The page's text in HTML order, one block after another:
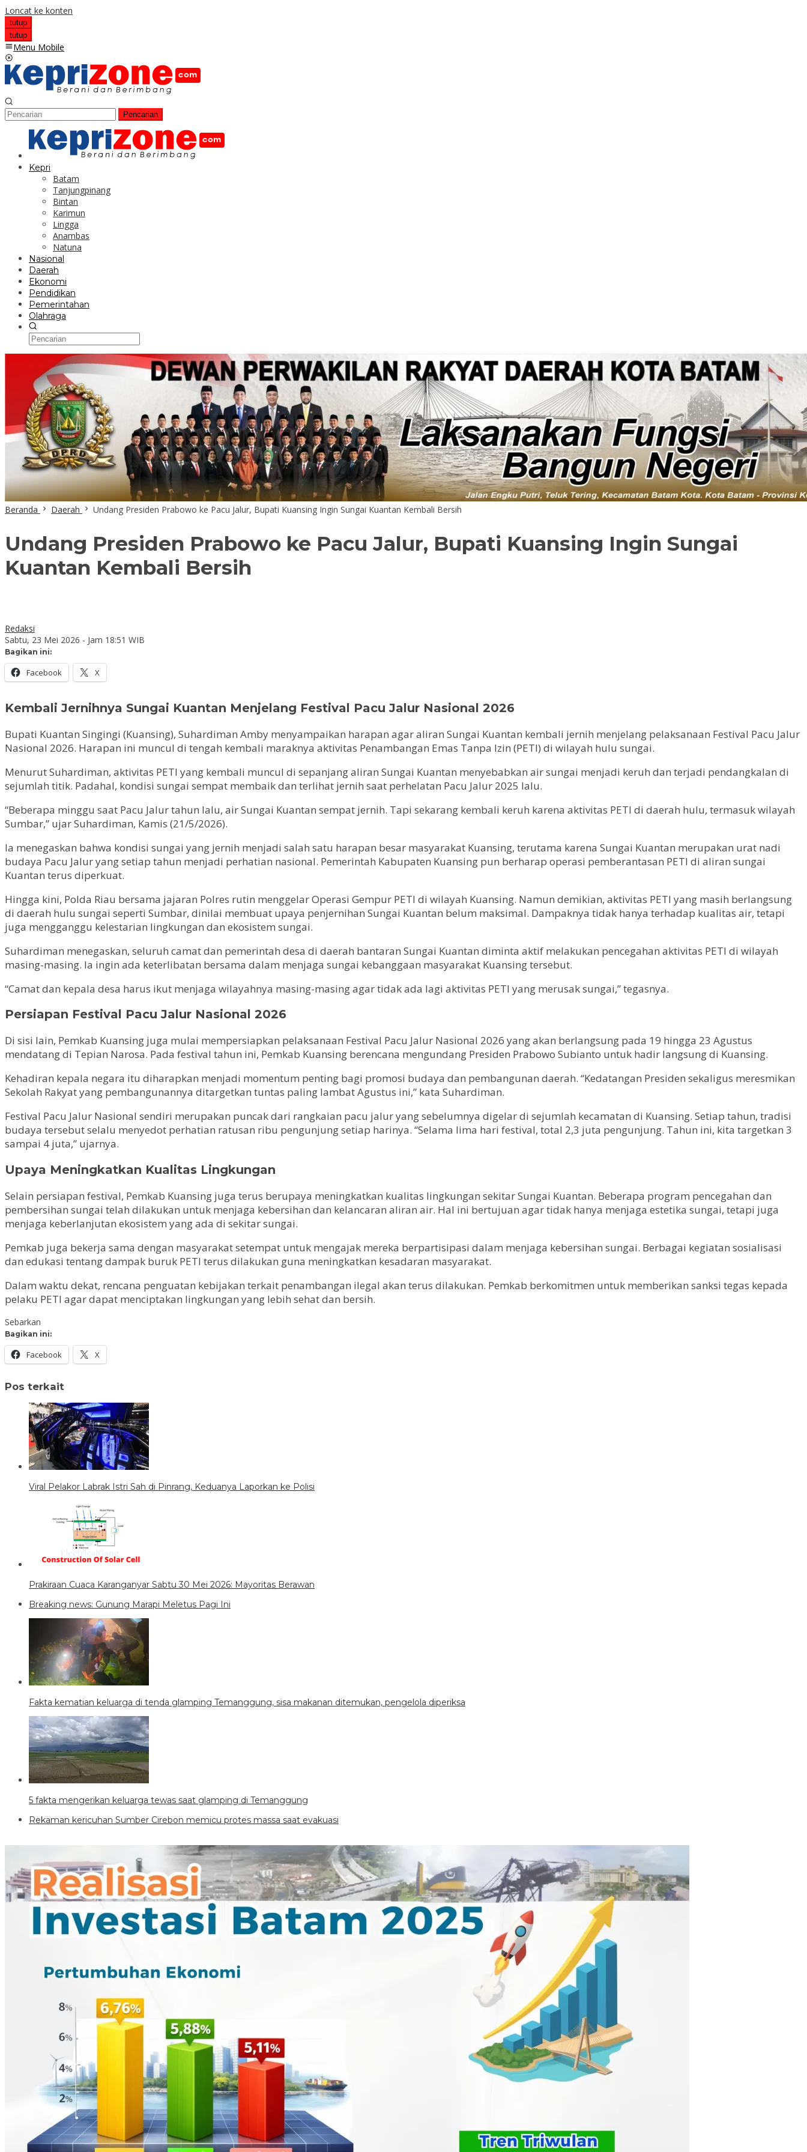
Loncat ke konten
tutup
tutup
Menu Mobile
Pencarian
Kepri
Batam
Tanjungpinang
Bintan
Karimun
Lingga
Anambas
Natuna
Nasional
Daerah
Ekonomi
Pendidikan
Pemerintahan
Olahraga
Beranda Daerah Undang Presiden Prabowo ke Pacu Jalur, Bupati Kuansing Ingin Sungai Kuantan Kembali Bersih
Undang Presiden Prabowo ke Pacu Jalur, Bupati Kuansing Ingin Sungai
Kuantan Kembali Bersih
Redaksi
Sabtu, 23 Mei 2026 - Jam 18:51 WIB
Bagikan ini:
Facebook X
Kembali Jernihnya Sungai Kuantan Menjelang Festival Pacu Jalur Nasional 2026
Bupati Kuantan Singingi (Kuansing), Suhardiman Amby menyampaikan harapan agar aliran Sungai Kuantan kembali jernih menjelang pelaksanaan Festival Pacu Jalur
Nasional 2026. Harapan ini muncul di tengah kembali maraknya aktivitas Penambangan Emas Tanpa Izin (PETI) di wilayah hulu sungai.
Menurut Suhardiman, aktivitas PETI yang kembali muncul di sepanjang aliran Sungai Kuantan menyebabkan air sungai menjadi keruh dan terjadi pendangkalan di
sejumlah titik. Padahal, kondisi sungai sempat membaik dan terlihat jernih saat perhelatan Pacu Jalur 2025 lalu.
“Beberapa minggu saat Pacu Jalur tahun lalu, air Sungai Kuantan sempat jernih. Tapi sekarang kembali keruh karena aktivitas PETI di daerah hulu, termasuk wilayah
Sumbar,” ujar Suhardiman, Kamis (21/5/2026).
Ia menegaskan bahwa kondisi sungai yang jernih menjadi salah satu harapan besar masyarakat Kuansing, terutama karena Sungai Kuantan merupakan urat nadi
budaya Pacu Jalur yang setiap tahun menjadi perhatian nasional. Pemerintah Kabupaten Kuansing pun berharap operasi pemberantasan PETI di aliran sungai
Kuantan terus diperkuat.
Hingga kini, Polda Riau bersama jajaran Polres rutin menggelar Operasi Gempur PETI di wilayah Kuansing. Namun demikian, aktivitas PETI yang masih berlangsung
di daerah hulu sungai seperti Sumbar, dinilai membuat upaya penjernihan Sungai Kuantan belum maksimal. Dampaknya tidak hanya terhadap kualitas air, tetapi
juga mengganggu kelestarian lingkungan dan ekosistem sungai.
Suhardiman menegaskan, seluruh camat dan pemerintah desa di daerah bantaran Sungai Kuantan diminta aktif melakukan pencegahan aktivitas PETI di wilayah
masing-masing. Ia ingin ada keterlibatan bersama dalam menjaga sungai kebanggaan masyarakat Kuansing tersebut.
“Camat dan kepala desa harus ikut menjaga wilayahnya masing-masing agar tidak ada lagi aktivitas PETI yang merusak sungai,” tegasnya.
Persiapan Festival Pacu Jalur Nasional 2026
Di sisi lain, Pemkab Kuansing juga mulai mempersiapkan pelaksanaan Festival Pacu Jalur Nasional 2026 yang akan berlangsung pada 19 hingga 23 Agustus
mendatang di Tepian Narosa. Pada festival tahun ini, Pemkab Kuansing berencana mengundang Presiden Prabowo Subianto untuk hadir langsung di Kuansing.
Kehadiran kepala negara itu diharapkan menjadi momentum penting bagi promosi budaya dan pembangunan daerah. “Kedatangan Presiden sekaligus meresmikan
Sekolah Rakyat yang pembangunannya ditargetkan tuntas paling lambat Agustus ini,” kata Suhardiman.
Festival Pacu Jalur Nasional sendiri merupakan puncak dari rangkaian pacu jalur yang sebelumnya digelar di sejumlah kecamatan di Kuansing. Setiap tahun, tradisi
budaya tersebut selalu menyedot perhatian ratusan ribu pengunjung setiap harinya. “Selama lima hari festival, total 2,3 juta pengunjung. Tahun ini, kita targetkan 3
sampai 4 juta,” ujarnya.
Upaya Meningkatkan Kualitas Lingkungan
Selain persiapan festival, Pemkab Kuansing juga terus berupaya meningkatkan kualitas lingkungan sekitar Sungai Kuantan. Beberapa program pencegahan dan
pembersihan sungai telah dilakukan untuk menjaga kebersihan dan kelancaran aliran air. Hal ini bertujuan agar tidak hanya menjaga estetika sungai, tetapi juga
menjaga keberlanjutan ekosistem yang ada di sekitar sungai.
Pemkab juga bekerja sama dengan masyarakat setempat untuk mengajak mereka berpartisipasi dalam menjaga kebersihan sungai. Berbagai kegiatan sosialisasi
dan edukasi tentang dampak buruk PETI terus dilakukan guna meningkatkan kesadaran masyarakat.
Dalam waktu dekat, rencana penguatan kebijakan terkait penambangan ilegal akan terus dilakukan. Pemkab berkomitmen untuk memberikan sanksi tegas kepada
pelaku PETI agar dapat menciptakan lingkungan yang lebih sehat dan bersih.
Sebarkan
Bagikan ini:
Facebook X
Pos terkait
Viral Pelakor Labrak Istri Sah di Pinrang, Keduanya Laporkan ke Polisi
Prakiraan Cuaca Karanganyar Sabtu 30 Mei 2026: Mayoritas Berawan
Breaking news: Gunung Marapi Meletus Pagi Ini
Fakta kematian keluarga di tenda glamping Temanggung, sisa makanan ditemukan, pengelola diperiksa
5 fakta mengerikan keluarga tewas saat glamping di Temanggung
Rekaman kericuhan Sumber Cirebon memicu protes massa saat evakuasi